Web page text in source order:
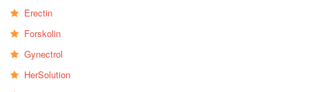
Erectin
Forskolin
Gynectrol
HerSolution